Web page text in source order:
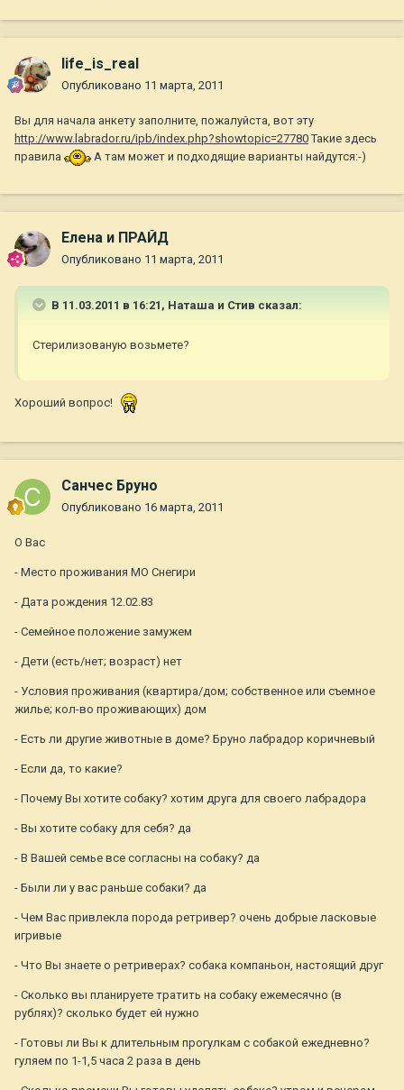
life_is_real
Опубликовано 11 марта, 2011
Вы для начала анкету заполните, пожалуйста, вот эту
http://www.labrador.ru/ipb/index.php?showtopic=27780Такие здесь
правила
А там может и подходящие варианты найдутся:-)
Елена и ПРАЙД
Опубликовано 11 марта, 2011
В 11.03.2011 в 16:21, Наташа и Стив сказал:
Стерилизованую возьмете?
Хороший вопрос!
Санчес Бруно
Опубликовано 16 марта, 2011
О Вас
- Место проживания МО Снегири
- Дата рождения 12.02.83
- Семейное положение замужем
- Дети (есть/нет; возраст) нет
- Условия проживания (квартира/дом; собственное или съемное
жилье; кол-во проживающих) дом
- Есть ли другие животные в доме? Бруно лабрадор коричневый
- Если да, то какие?
- Почему Вы хотите собаку? хотим друга для своего лабрадора
- Вы хотите собаку для себя? да
- В Вашей семье все согласны на собаку? да
- Были ли у вас раньше собаки? да
- Чем Вас привлекла порода ретривер? очень добрые ласковые
игривые
- Что Вы знаете о ретриверах? собака компаньон, настоящий друг
- Сколько вы планируете тратить на собаку ежемесячно (в
рублях)? сколько будет ей нужно
- Готовы ли Вы к длительным прогулкам с собакой ежедневно?
гуляем по 1-1,5 часа 2 раза в день